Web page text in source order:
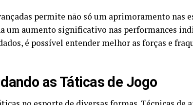
permite não só um aprimoramento nas
um aumento significativo nas performances
é possível entender melhor as forças e
as Táticas de Jogo